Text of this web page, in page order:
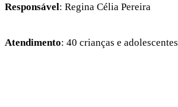
Responsável: Regina Célia Pereira
Atendimento: 40 crianças e adolescentes